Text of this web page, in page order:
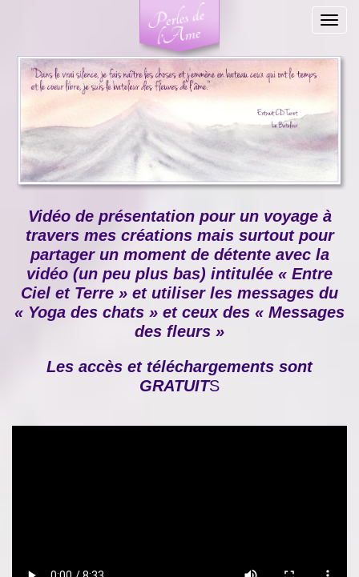
Vidéo de présentation pour un voyage à
travers mes créations mais surtout pour
partager un moment de détente avec la
vidéo (un peu plus bas) intitulée « Entre
Ciel et Terre » et utiliser les messages du
« Yoga des chats » et ceux des « Messages
des fleurs »
Les accès et téléchargements sont
GRATUITS